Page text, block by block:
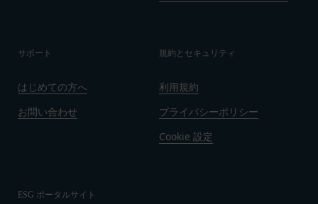
サポート
はじめての方へ
お問い合わせ
規約とセキュリティ
利用規約
プライバシーポリシー
Cookie 設定
ESG ポータルサイト